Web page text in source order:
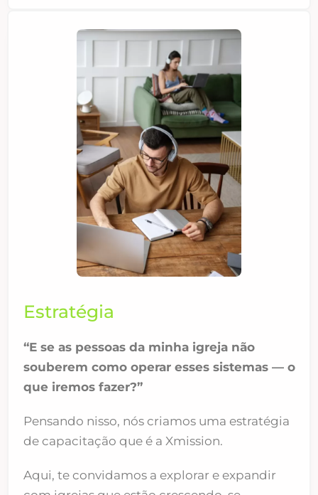
Estratégia
“E se as pessoas da minha igreja não
souberem como operar esses sistemas — o
que iremos fazer?”
Pensando nisso, nós criamos uma estratégia
de capacitação que é a Xmission.
Aqui, te convidamos a explorar e expandir